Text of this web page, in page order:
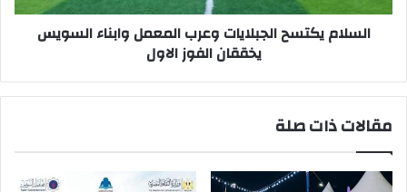
الفوز
الاولالسلام يكتسح الجبلايات وعرب المعمل وابناء السويس
يخققان الفوز الاول
مقالات ذات صلة